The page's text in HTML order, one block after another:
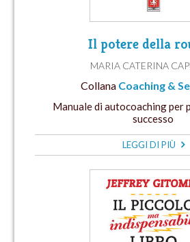
Il potere della
MARIA CATERINA
Collana Coaching &
Manuale di autocoaching per
successo
LEGGI DI PIÙ